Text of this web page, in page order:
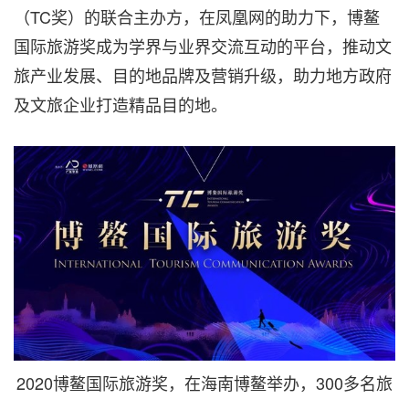
（TC奖）的联合主办方，在凤凰网的助力下，博鳌
国际旅游奖成为学界与业界交流互动的平台，推动文
旅产业发展、目的地品牌及营销升级，助力地方政府
及文旅企业打造精品目的地。
2020博鳌国际旅游奖，在海南博鳌举办，300多名旅